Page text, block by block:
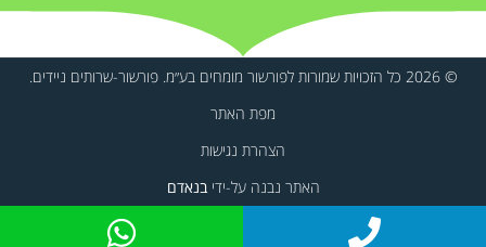
© 2026 כל הזכויות שמורות לפורשור מומחים בע״מ. פורשור-שרותים ניידים.
מפת האתר
הצהרת נגישות
האתר נבנה על-ידיבנאדם